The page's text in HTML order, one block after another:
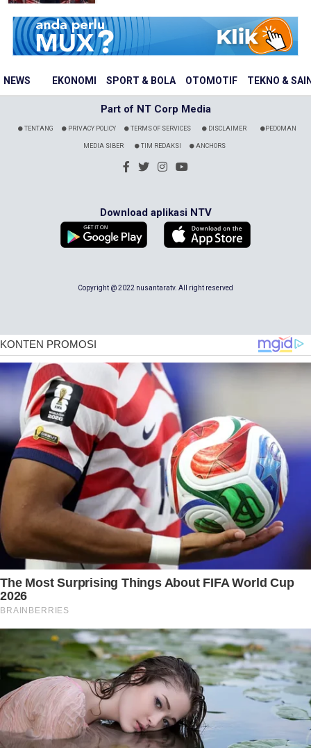
NEWS EKONOMI SPORT & BOLA OTOMOTIF TEKNO &
Part of NT Corp Media
TENTANG PRIVACY POLICY TERMS OF SERVICES DISCLAIMER PEDOMAN
MEDIA SIBER TIM REDAKSI ANCHORS
Download aplikasi NTV
Copyright @ 2022 nusantaratv. All right reserved